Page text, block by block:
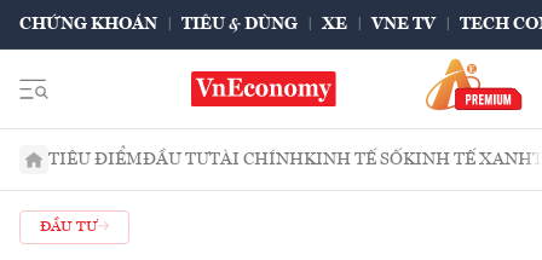
CHỨNG KHOÁN TIÊU & DÙNG XE VNE TV TECH
TIÊU ĐIỂMĐẦU TƯTÀI CHÍNHKINH TẾ SỐKINH TẾ XANH
ĐẦU TƯ